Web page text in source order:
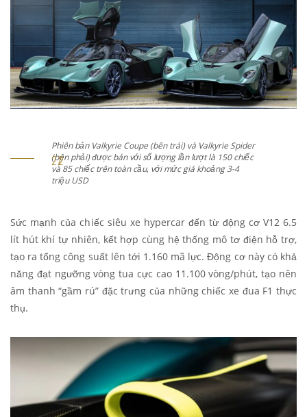
Phiên bản Valkyrie Coupe (bên trái) và Valkyrie Spider
(bên phải) được bán với số lượng lần lượt là 150 chiếc
và 85 chiếc trên toàn cầu, với mức giá khoảng 3-4
triệu USD
Sức mạnh của chiếc siêu xe hypercar đến từ động cơ V12 6.5
lít hút khí tự nhiên, kết hợp cùng hệ thống mô tơ điện hỗ trợ,
tạo ra tổng công suất lên tới 1.160 mã lực. Động cơ này có khả
năng đạt ngưỡng vòng tua cực cao 11.100 vòng/phút, tạo nên
âm thanh “gầm rú” đặc trưng của những chiếc xe đua F1 thực
thụ.